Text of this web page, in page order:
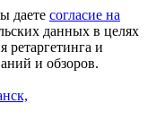
даете согласие на
данных в целях
ретаргетинга и
и обзоров.